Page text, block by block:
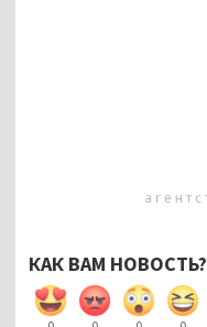
КАК ВАМ НОВОСТЬ?